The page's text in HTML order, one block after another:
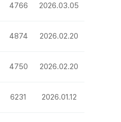
4766 2026.03.05
4874 2026.02.20
4750 2026.02.20
6231 2026.01.12